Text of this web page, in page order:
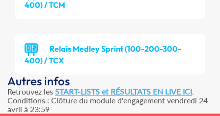
400) / TCM
Relais Medley Sprint (100-200-300-
400) / TCX
Autres infos
Retrouvez les START-LISTS et RÉSULTATS EN LIVE ICI.
Conditions : Clôture du module d'engagement vendredi 24
avril à 23:59-